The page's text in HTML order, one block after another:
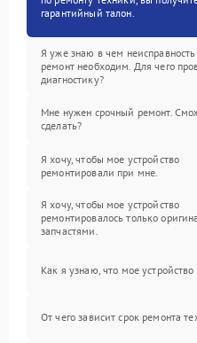
гарантийный талон.
Я уже знаю в чем
ремонт необходим. Для чего
диагностику?
Мне нужен срочный ремонт.
сделать?
Я хочу, чтобы мое устройство
ремонтировали при мне.
Я хочу, чтобы мое устройство
ремонтировалось только
запчастями.
Как я узнаю, что мое устройство
От чего зависит срок ремонта